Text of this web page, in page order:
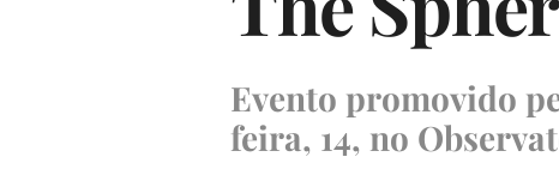
Evento promovido
feira, 14, no